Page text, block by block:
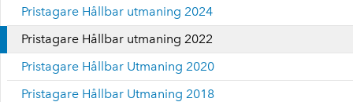
Pristagare Hållbar utmaning 2024
Pristagare Hållbar utmaning 2022
Pristagare Hållbar Utmaning 2020
Pristagare Hållbar Utmaning 2018